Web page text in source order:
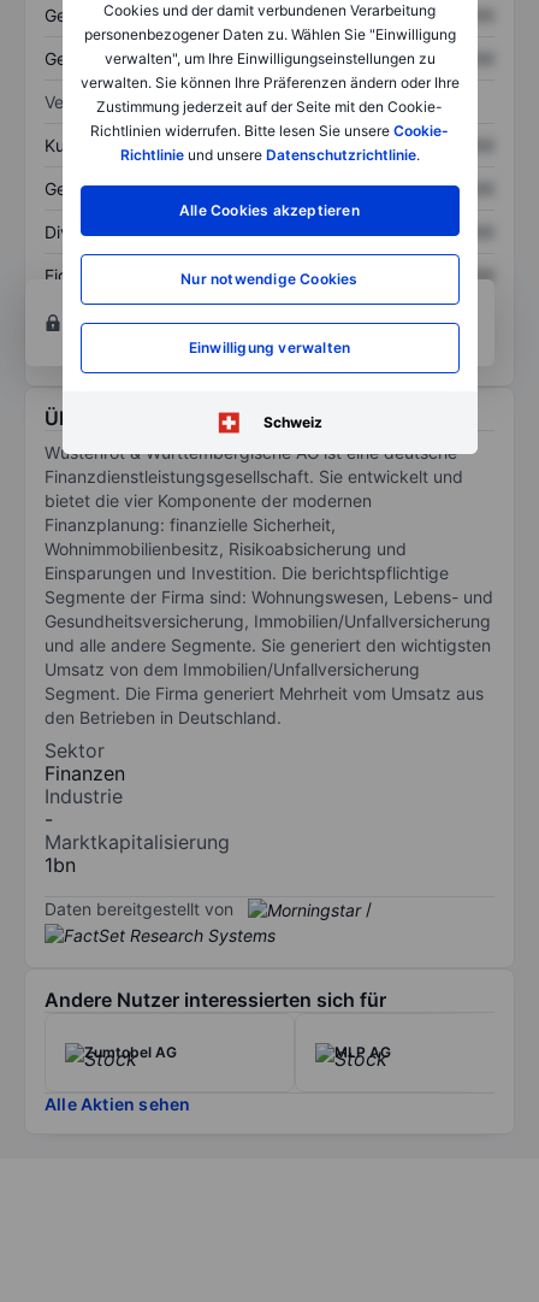
Cookies und der damit verbundenen Verarbeitung
personenbezogener Daten zu. Wählen Sie "Einwilligung
verwalten", um Ihre Einwilligungseinstellungen zu
verwalten. Sie können Ihre Präferenzen ändern oder Ihre
Zustimmung jederzeit auf der Seite mit den Cookie-
Richtlinien widerrufen. Bitte lesen Sie unsere Cookie-
Richtlinieund unsere Datenschutzrichtlinie.
Alle Cookies akzeptieren
Nur notwendige Cookies
Einwilligung verwalten
Schweiz
Gesamtvermögen XXXXXXX XXXXXXX
Gesamtschulden XXXXXXX XXXXXXX
Verhältnisse
Kurs/Umsatz XXXXXXX
Gewinn je Aktie XXXXXXX XXXXXXX
Dividende je Aktie XXXXXXX XXXXXXX
Eigenkapitalrendite XXXXXXX
XXXXXXX
Konto eröffnenum Zugriff auf mehr Diagramm-
und Analyse-Tools zu erhalten.
Über Wuestenrot & Wuerttembergische AG
Wüstenrot & Württembergische AG ist eine deutsche
Finanzdienstleistungsgesellschaft. Sie entwickelt und
bietet die vier Komponente der modernen
Finanzplanung: finanzielle Sicherheit,
Wohnimmobilienbesitz, Risikoabsicherung und
Einsparungen und Investition. Die berichtspflichtige
Segmente der Firma sind: Wohnungswesen, Lebens- und
Gesundheitsversicherung, Immobilien/Unfallversicherung
und alle andere Segmente. Sie generiert den wichtigsten
Umsatz von dem Immobilien/Unfallversicherung
Segment. Die Firma generiert Mehrheit vom Umsatz aus
den Betrieben in Deutschland.
Sektor
Finanzen
Industrie
-
Marktkapitalisierung
1bn
Daten bereitgestellt von /
Andere Nutzer interessierten sich für
Zumtobel AG MLP AG
Alle Aktien sehen